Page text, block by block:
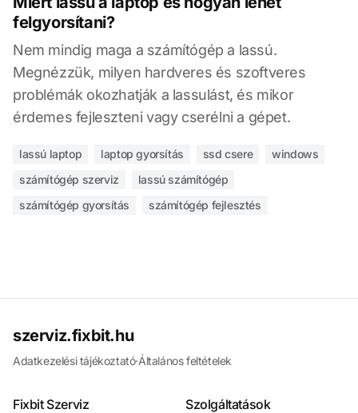
felgyorsítani?
Nem mindig maga a számítógép a lassú.
Megnézzük, milyen hardveres és szoftveres
problémák okozhatják a lassulást, és mikor
érdemes fejleszteni vagy cserélni a gépet.
lassú laptop laptop gyorsítás ssd csere
windows
számítógép szerviz
lassú számítógép
számítógép gyorsítás
számítógép fejlesztés
szerviz.fixbit.hu
Adatkezelési tájékoztató·Általános feltételek
Fixbit Szerviz Szolgáltatások